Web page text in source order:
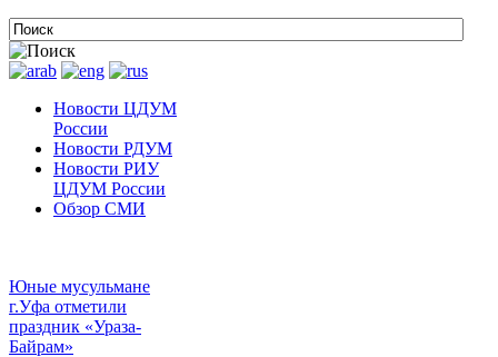
Новости ЦДУМ
России
Новости РДУМ
Новости РИУ
ЦДУМ России
Обзор СМИ
Юные мусульмане
г.Уфа отметили
праздник «Ураза-
Байрам»